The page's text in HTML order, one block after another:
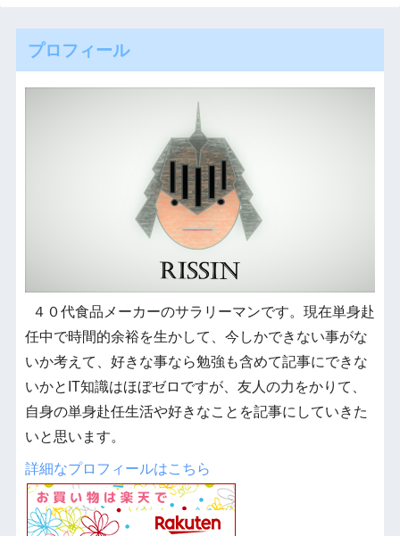
プロフィール
４０代食品メーカーのサラリーマンです。現在単身赴
任中で時間的余裕を生かして、今しかできない事がな
いか考えて、好きな事なら勉強も含めて記事にできな
いかとIT知識はほぼゼロですが、友人の力をかりて、
自身の単身赴任生活や好きなことを記事にしていきた
いと思います。
詳細なプロフィールはこちら